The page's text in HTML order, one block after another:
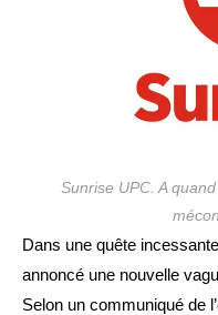
Sunrise UPC. A
Dans une quête
annoncé une nouvelle
Selon un communiqué de